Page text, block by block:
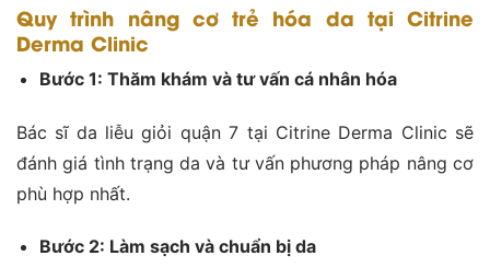
Quy trình nâng cơ trẻ hóa da tại Citrine
Derma Clinic
Bước 1: Thăm khám và tư vấn cá nhân hóa
Bác sĩ da liễu giỏi quận 7 tại Citrine Derma Clinic sẽ
đánh giá tình trạng da và tư vấn phương pháp nâng cơ
phù hợp nhất.
Bước 2: Làm sạch và chuẩn bị da